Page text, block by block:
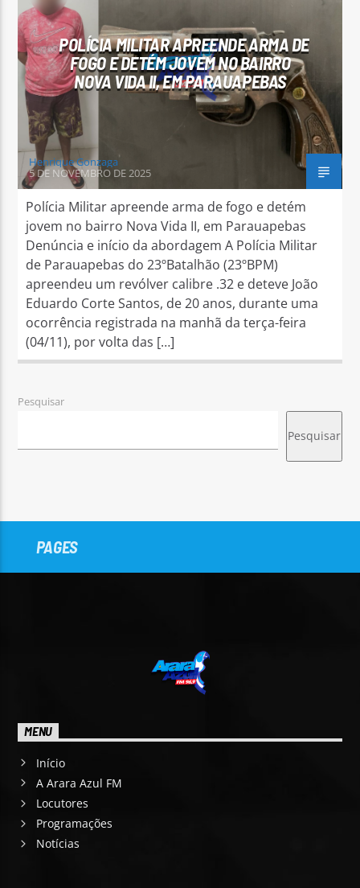
POLÍCIA MILITAR APREENDE ARMA DE
FOGO E DETÉM JOVEM NO BAIRRO
NOVA VIDA II, EM PARAUAPEBAS
Henrique Gonzaga
5 DE NOVEMBRO DE 2025
Polícia Militar apreende arma de fogo e detém
jovem no bairro Nova Vida II, em Parauapebas
Denúncia e início da abordagem A Polícia Militar
de Parauapebas do 23ºBatalhão (23ºBPM)
apreendeu um revólver calibre .32 e deteve João
Eduardo Corte Santos, de 20 anos, durante uma
ocorrência registrada na manhã da terça-feira
(04/11), por volta das […]
Pesquisar
Pesquisar
PAGES
MENU
Início
A Arara Azul FM
Locutores
Programações
Notícias